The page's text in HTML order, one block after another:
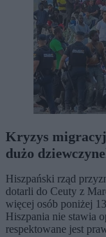
Kryzys
dużo
Hiszpański rząd
dotarli do Ceuty z
więcej osób poniżej
Hiszpania nie stawia
respektowane jest